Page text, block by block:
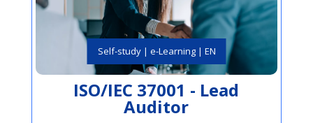
Self-study | e-Learning | EN
ISO/IEC 37001 - Lead
Auditor